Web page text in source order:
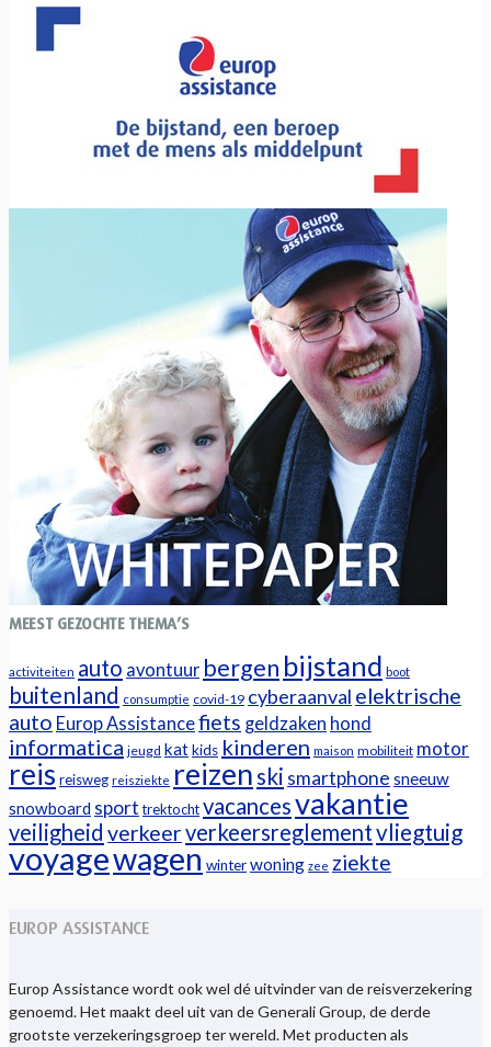
MEEST GEZOCHTE THEMA’S
activiteiten auto avontuur bergen bijstand boot
buitenland consumptie covid-19 cyberaanval elektrische
auto Europ Assistancefiets geldzaken hond
informatica jeugd katkids kinderen maison mobiliteit motor
reis reisweg reisziekte reizen ski smartphone sneeuw
snowboard sport trektochtvacancesvakantie
veiligheid verkeerverkeersreglementvliegtuig
voyagewagen winterwoning zee ziekte
EUROP ASSISTANCE
Europ Assistance wordt ook wel dé uitvinder van de reisverzekering
genoemd. Het maakt deel uit van de Generali Group, de derde
grootste verzekeringsgroep ter wereld. Met producten als